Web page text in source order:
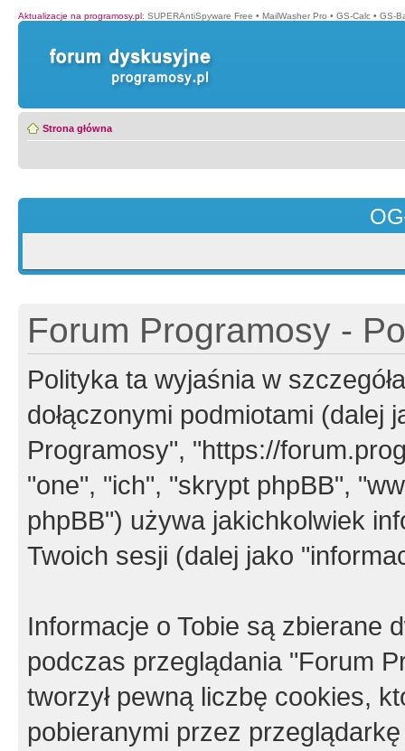
Aktualizacje na programosy.pl: SUPERAntiSpyware Free • MailWasher Pro • GS-Calc • GS-
Strona główna
Forum Programosy -
Polityka ta wyjaśnia w
dołączonymi podmiotami (dalej
Programosy", "https://
"one", "ich", "skrypt phpBB",
phpBB") używa jakichkolwiek
Twoich sesji (dalej jako
Informacje o Tobie są zbierane
podczas przeglądania "Forum
tworzył pewną liczbę cookies,
pobieranymi przez